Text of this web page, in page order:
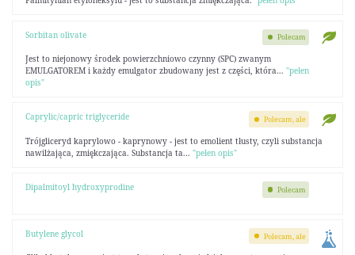
Sorbitan olivate
Jest to niejonowy środek powierzchniowo czynny (SPC) zwanym
EMULGATOREM i każdy emulgator zbudowany jest z części, która... "pełen
opis"
Polecam
Caprylic/capric triglyceride
Trójgliceryd kaprylowo - kaprynowy - jest to emolient tłusty, czyli substancja
nawilżająca, zmiękczająca. Substancja ta... "pełen opis"
Polecam, ale
Dipalmitoyl hydroxyprodine Polecam
Butylene glycol Polecam, ale